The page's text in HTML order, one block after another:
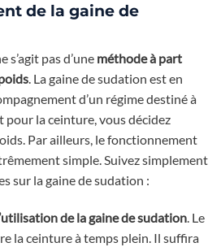
de la gaine de
s’agit pas d’une méthode à part
. La gaine de sudation est en
d’un régime destiné à
pour la ceinture, vous décidez
Par ailleurs, le fonctionnement
simple. Suivez simplement
sur la gaine de sudation :
de la gaine de sudation . Le
la ceinture à temps plein. Il suffira